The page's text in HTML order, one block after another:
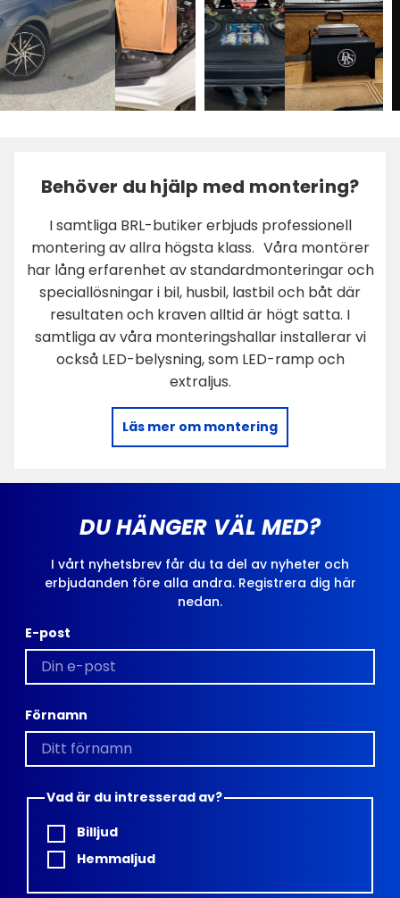
Behöver du hjälp med montering?
I samtliga BRL-butiker erbjuds professionell
montering av allra högsta klass. Våra montörer
har lång erfarenhet av standardmonteringar och
speciallösningar i bil, husbil, lastbil och båt där
resultaten och kraven alltid är högt satta. I
samtliga av våra monteringshallar installerar vi
också LED-belysning, som LED-ramp och
extraljus.
Läs mer om montering
DU HÄNGER VÄL MED?
I vårt nyhetsbrev får du ta del av nyheter och
erbjudanden före alla andra. Registrera dig här
nedan.
E-post
Förnamn
Vad är du intresserad av?
Billjud
Hemmaljud